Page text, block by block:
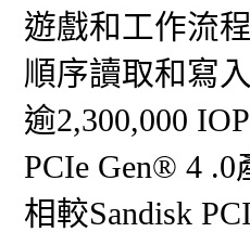
遊戲和工作流
順序讀取和寫
逾2,300,000
PCIe Gen® 4 .0
相較Sandisk